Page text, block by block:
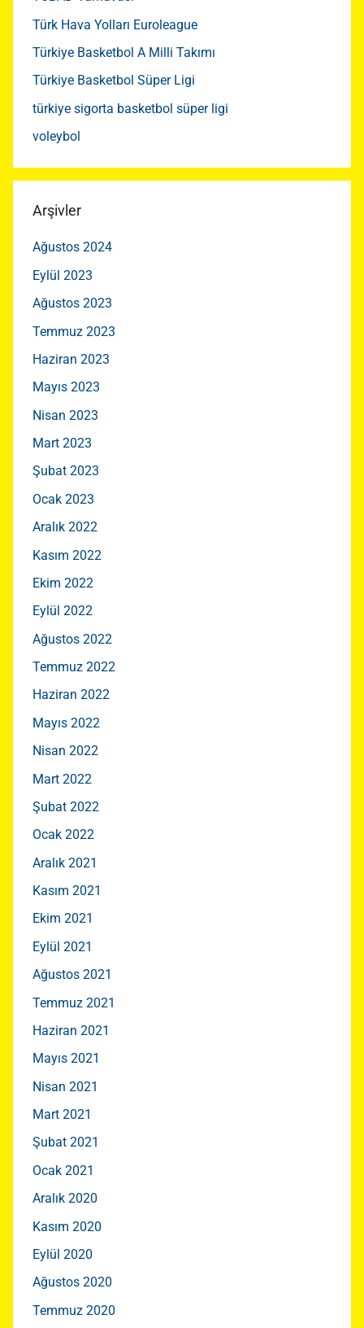
Türk Hava Yolları Euroleague
Türkiye Basketbol A Milli Takımı
Türkiye Basketbol Süper Ligi
türkiye sigorta basketbol süper ligi
voleybol
Arşivler
Ağustos 2024
Eylül 2023
Ağustos 2023
Temmuz 2023
Haziran 2023
Mayıs 2023
Nisan 2023
Mart 2023
Şubat 2023
Ocak 2023
Aralık 2022
Kasım 2022
Ekim 2022
Eylül 2022
Ağustos 2022
Temmuz 2022
Haziran 2022
Mayıs 2022
Nisan 2022
Mart 2022
Şubat 2022
Ocak 2022
Aralık 2021
Kasım 2021
Ekim 2021
Eylül 2021
Ağustos 2021
Temmuz 2021
Haziran 2021
Mayıs 2021
Nisan 2021
Mart 2021
Şubat 2021
Ocak 2021
Aralık 2020
Kasım 2020
Eylül 2020
Ağustos 2020
Temmuz 2020